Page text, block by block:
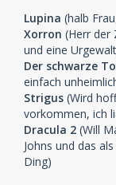
Lupina (halb
Xorron (Herr der
und eine
Der schwarze
einfach
Strigus (Wird
vorkommen, ich
Dracula 2 (Will
Johns und das
Ding)